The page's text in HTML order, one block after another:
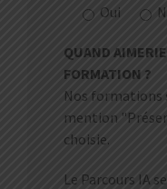
Oui
QUAND
FORMATION ?
Nos formations
mention
choisie.
Le Parcours IA